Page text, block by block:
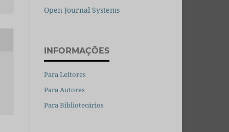
Open Journal Systems
INFORMAÇÕES
Para Leitores
Para Autores
Para Bibliotecários